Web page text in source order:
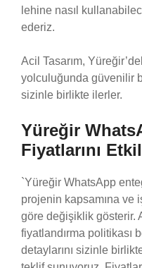
lehine nasıl
ederiz.
Acil Tasarım,
yolculuğunda güvenilir
sizinle birlikte ilerler.
Yüreğir
Fiyatlarını
`Yüreğir WhatsApp
projenin kapsamına ve
göre değişiklik gösterir.
fiyatlandırma politikası
detaylarını sizinle